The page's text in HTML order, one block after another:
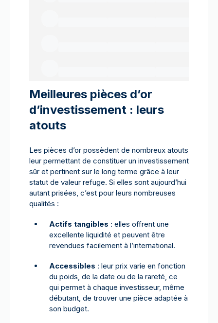
Meilleures pièces d’or
d’investissement : leurs
atouts
Les pièces d’or possèdent de nombreux atouts
leur permettant de constituer un investissement
sûr et pertinent sur le long terme grâce à leur
statut de valeur refuge. Si elles sont aujourd’hui
autant prisées, c’est pour leurs nombreuses
qualités :
Actifs tangibles : elles offrent une
excellente liquidité et peuvent être
revendues facilement à l’international.
Accessibles : leur prix varie en fonction
du poids, de la date ou de la rareté, ce
qui permet à chaque investisseur, même
débutant, de trouver une pièce adaptée à
son budget.